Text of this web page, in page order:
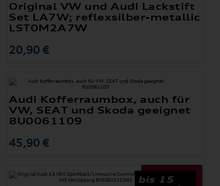
Original VW und Audi Lackstift
Set LA7W; reflexsilber-metallic
LST0M2A7W
20,90 €
Audi Kofferraumbox, auch für
VW, SEAT und Skoda geeignet
8U0061109
45,90 €
bis 15